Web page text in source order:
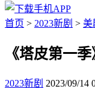
首页 > 2023新剧 > 美
《塔皮第一
2023新剧 2023/09/14